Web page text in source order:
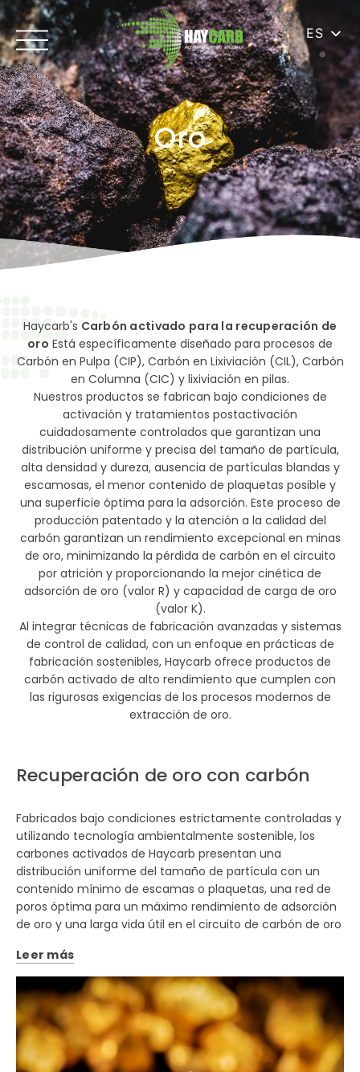
ES
Oro
Haycarb's Carbón activado para la recuperación de
oro Está específicamente diseñado para procesos de
Carbón en Pulpa (CIP), Carbón en Lixiviación (CIL), Carbón
en Columna (CIC) y lixiviación en pilas.
Nuestros productos se fabrican bajo condiciones de
activación y tratamientos postactivación
cuidadosamente controlados que garantizan una
distribución uniforme y precisa del tamaño de partícula,
alta densidad y dureza, ausencia de partículas blandas y
escamosas, el menor contenido de plaquetas posible y
una superficie óptima para la adsorción. Este proceso de
producción patentado y la atención a la calidad del
carbón garantizan un rendimiento excepcional en minas
de oro, minimizando la pérdida de carbón en el circuito
por atrición y proporcionando la mejor cinética de
adsorción de oro (valor R) y capacidad de carga de oro
(valor K).
Al integrar técnicas de fabricación avanzadas y sistemas
de control de calidad, con un enfoque en prácticas de
fabricación sostenibles, Haycarb ofrece productos de
carbón activado de alto rendimiento que cumplen con
las rigurosas exigencias de los procesos modernos de
extracción de oro.
Recuperación de oro con carbón
Fabricados bajo condiciones estrictamente controladas y
utilizando tecnología ambientalmente sostenible, los
carbones activados de Haycarb presentan una
distribución uniforme del tamaño de partícula con un
contenido mínimo de escamas o plaquetas, una red de
poros óptima para un máximo rendimiento de adsorción
de oro y una larga vida útil en el circuito de carbón de oro
Leer más